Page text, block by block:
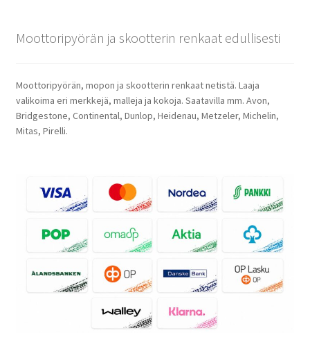
Moottoripyörän ja skootterin renkaat edullisesti
Moottoripyörän, mopon ja skootterin renkaat netistä. Laaja
valikoima eri merkkejä, malleja ja kokoja. Saatavilla mm. Avon,
Bridgestone, Continental, Dunlop, Heidenau, Metzeler, Michelin,
Mitas, Pirelli.